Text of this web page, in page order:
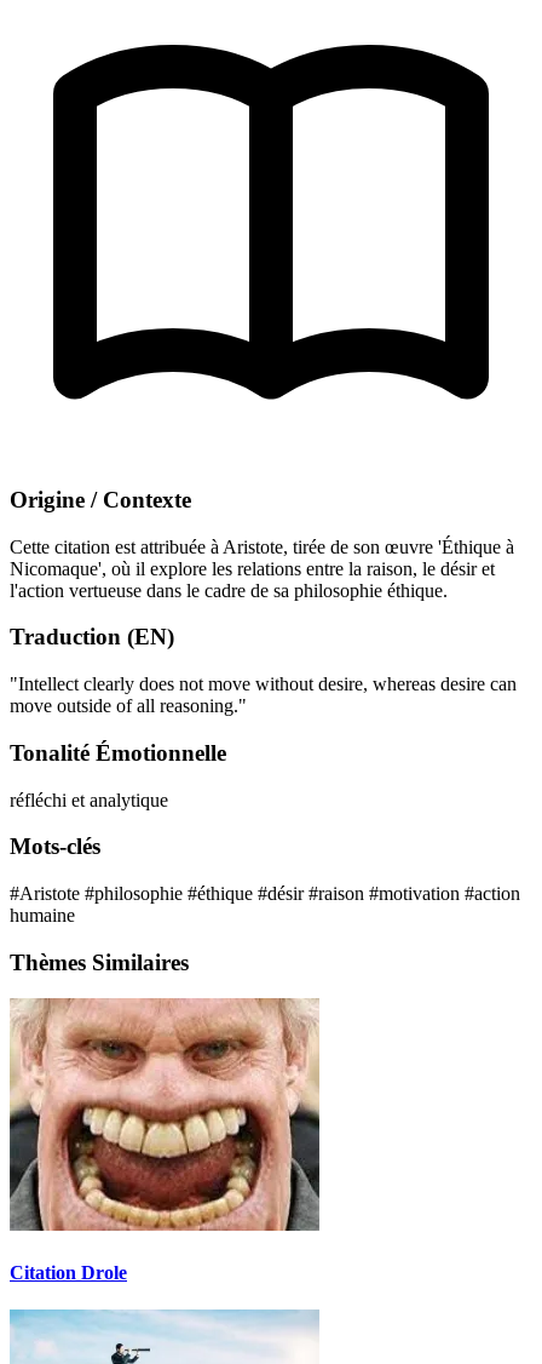
Origine / Contexte
Cette citation est attribuée à Aristote, tirée de son œuvre 'Éthique à
Nicomaque', où il explore les relations entre la raison, le désir et
l'action vertueuse dans le cadre de sa philosophie éthique.
Traduction (EN)
"Intellect clearly does not move without desire, whereas desire can
move outside of all reasoning."
Tonalité Émotionnelle
réfléchi et analytique
Mots-clés
#Aristote #philosophie #éthique #désir#raison #motivation #action
humaine
Thèmes Similaires
Citation Drole